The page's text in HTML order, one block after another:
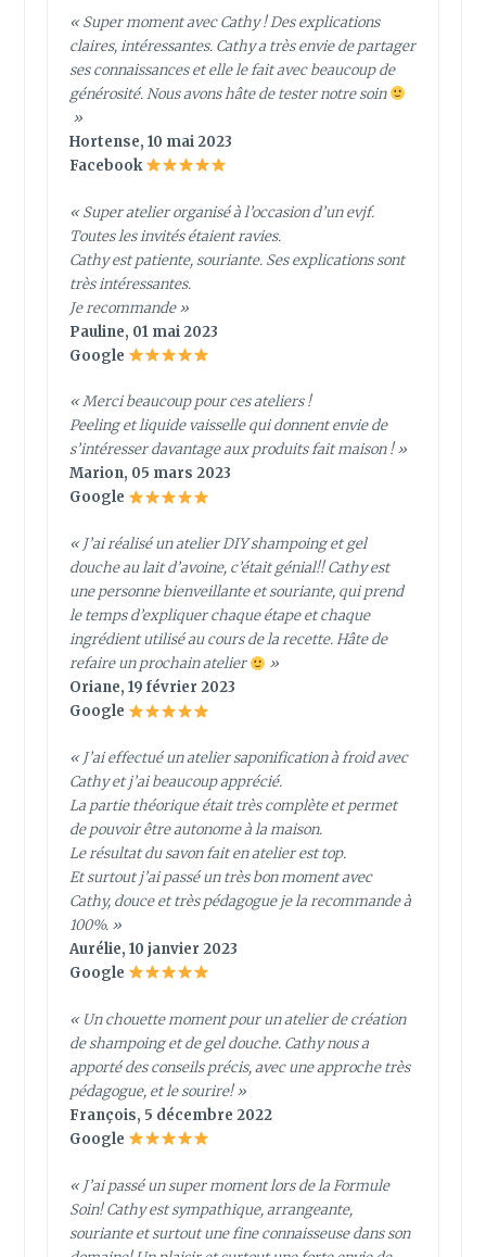
« Super moment avec Cathy ! Des explications
claires, intéressantes. Cathy a très envie de partager
ses connaissances et elle le fait avec beaucoup de
générosité. Nous avons hâte de tester notre soin
»
Hortense, 10 mai 2023
Facebook
« Super atelier organisé à l’occasion d’un evjf.
Toutes les invités étaient ravies.
Cathy est patiente, souriante. Ses explications sont
très intéressantes.
Je recommande »
Pauline, 01 mai 2023
Google
« Merci beaucoup pour ces ateliers !
Peeling et liquide vaisselle qui donnent envie de
s’intéresser davantage aux produits fait maison ! »
Marion, 05 mars 2023
Google
« J’ai réalisé un atelier DIY shampoing et gel
douche au lait d’avoine, c’était génial!! Cathy est
une personne bienveillante et souriante, qui prend
le temps d’expliquer chaque étape et chaque
ingrédient utilisé au cours de la recette. Hâte de
refaire un prochain atelier
»
Oriane, 19 février 2023
Google
« J’ai effectué un atelier saponification à froid avec
Cathy et j’ai beaucoup apprécié.
La partie théorique était très complète et permet
de pouvoir être autonome à la maison.
Le résultat du savon fait en atelier est top.
Et surtout j’ai passé un très bon moment avec
Cathy, douce et très pédagogue je la recommande à
100%. »
Aurélie, 10 janvier 2023
Google
« Un chouette moment pour un atelier de création
de shampoing et de gel douche. Cathy nous a
apporté des conseils précis, avec une approche très
pédagogue, et le sourire! »
François, 5 décembre 2022
Google
« J’ai passé un super moment lors de la Formule
Soin! Cathy est sympathique, arrangeante,
souriante et surtout une fine connaisseuse dans son